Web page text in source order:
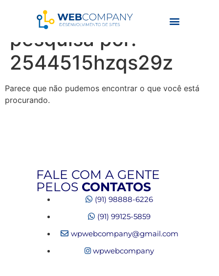
Resultados da
pesquisa por:
2544515hzqs29z
Parece que não pudemos encontrar o que você está
procurando.
FALE COM A GENTE
PELOS CONTATOS
(91) 98888-6226
(91) 99125-5859
wpwebcompany@gmail.com
wpwebcompany